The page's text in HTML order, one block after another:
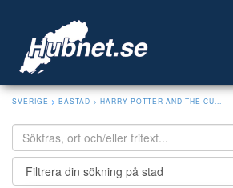
SVERIGE > BÅSTAD > HARRY POTTER AND THE CU...